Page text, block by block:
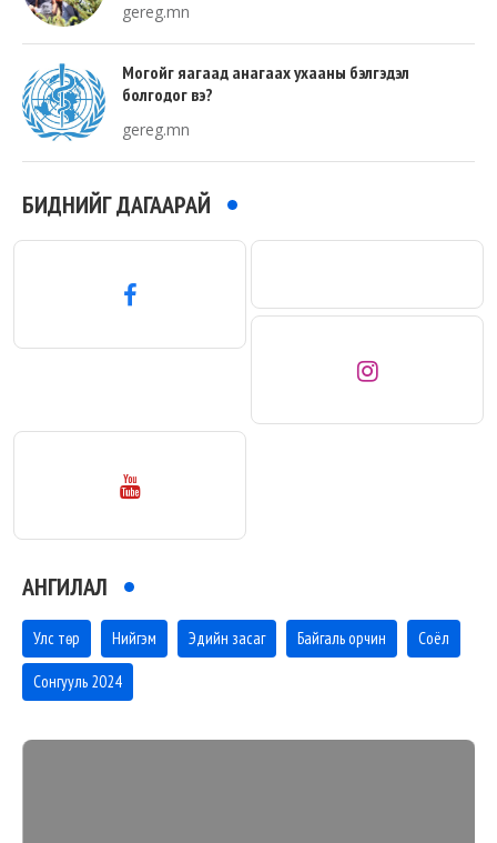
gereg.mn
Могойг яагаад анагаах ухааны бэлгэдэл
болгодог вэ?
gereg.mn
БИДНИЙГ ДАГААРАЙ
АНГИЛАЛ
Улс төр Нийгэм Эдийн засаг Байгаль орчин Соёл
Сонгууль 2024